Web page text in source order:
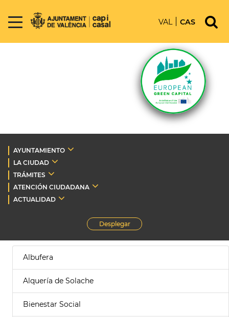
VAL CAS
AYUNTAMIENTO
LA CIUDAD
TRÁMITES
ATENCIÓN CIUDADANA
ACTUALIDAD
Desplegar
Albufera
Alquería de Solache
Bienestar Social